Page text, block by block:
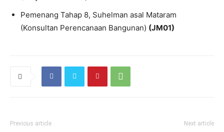
Pemenang Tahap 8, Suhelman asal Mataram
(Konsultan Perencanaan Bangunan) (JM01)
Previous article Next article